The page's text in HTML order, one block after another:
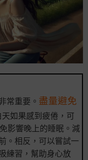
常重要。 盡量避免
天如果感到疲倦，可
影響晚上的睡眠。減
。相反，可以嘗試一
練習，幫助身心放